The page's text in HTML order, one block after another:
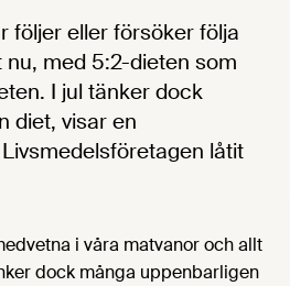
följer eller försöker följa
med 5:2-dieten som
I jul tänker dock
diet, visar en
låtit
i våra matvanor och allt
dock många uppenbarligen